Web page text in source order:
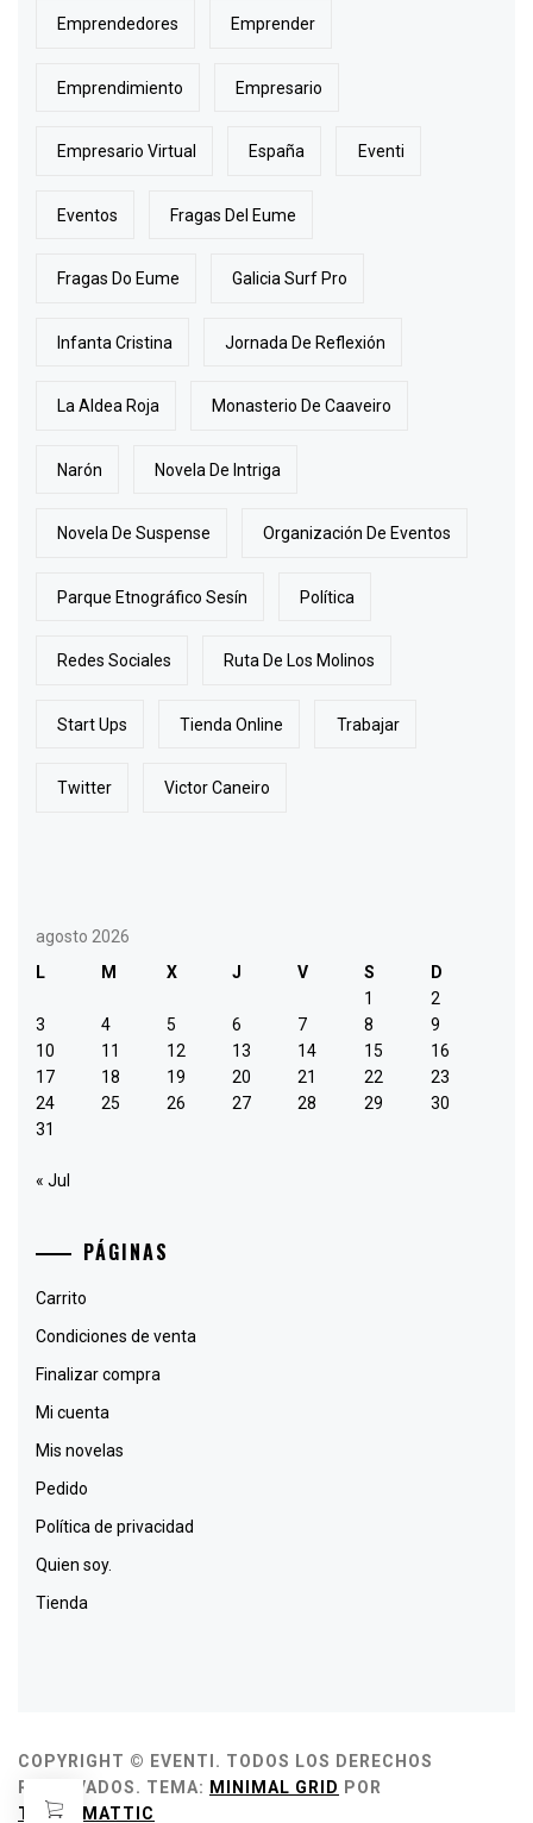
Emprendedores Emprender
Emprendimiento Empresario
Empresario Virtual España Eventi
Eventos Fragas Del Eume
Fragas Do Eume Galicia Surf Pro
Infanta Cristina Jornada De Reflexión
La Aldea Roja Monasterio De Caaveiro
Narón Novela De Intriga
Novela De Suspense Organización De Eventos
Parque Etnográfico Sesín Política
Redes Sociales Ruta De Los Molinos
Start Ups Tienda Online Trabajar
Twitter Victor Caneiro
agosto 2026
L
M X J V S
D
1
2
3
4 5 6 7 8
9
10
11 12 13 14 15
16
17
18 19 20 21 22
23
24
25 26 27 28 29
30
31
« Jul
PÁGINAS
Carrito
Condiciones de venta
Finalizar compra
Mi cuenta
Mis novelas
Pedido
Política de privacidad
Quien soy.
Tienda
COPYRIGHT © EVENTI. TODOS LOS DERECHOS
RESERVADOS. TEMA: MINIMAL GRID POR
THEMEMATTIC